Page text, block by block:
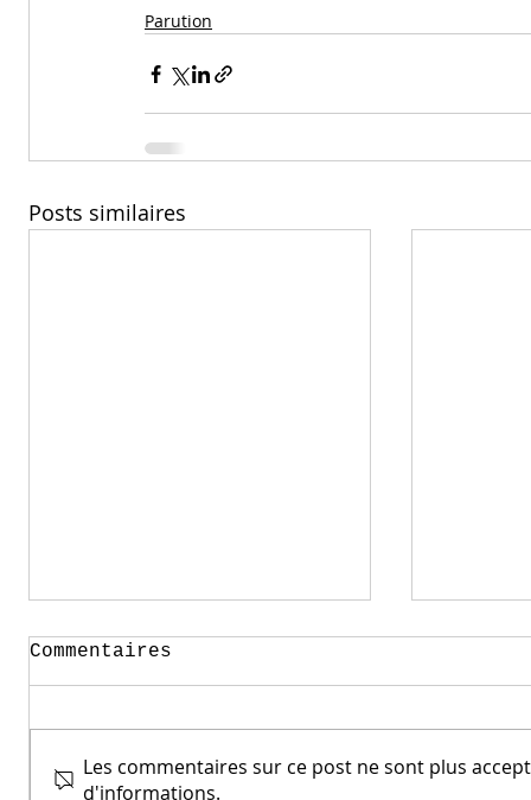
Parution
Posts similaires
Commentaires
Les commentaires sur ce post ne sont plus
d'informations.